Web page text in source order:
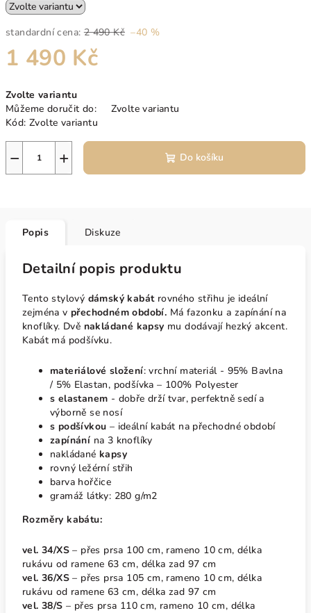
standardní cena: 2 490 Kč –40 %
1 490 Kč
cena:
Zvolte variantu
Můžeme doručit do:
Zvolte variantu
Kód: Zvolte variantu
+
− Do košíku
Popis Diskuze
Detailní popis produktu
Tento stylový dámský kabát rovného střihu je ideální
zejména v přechodném období. Má fazonku a zapínání na
knoflíky. Dvě nakládané kapsy mu dodávají hezký akcent.
Kabát má podšívku.
materiálové složení: vrchní materiál - 95% Bavlna
/ 5% Elastan, podšívka – 100% Polyester
s elastanem - dobře drží tvar, perfektně sedí a
výborně se nosí
s podšívkou – ideální kabát na přechodné období
zapínání na 3 knoflíky
nakládané kapsy
rovný ležérní střih
barva hořčice
gramáž látky: 280 g/m2
Rozměry kabátu:
vel. 34/XS – přes prsa 100 cm, rameno 10 cm, délka
rukávu od ramene 63 cm, délka zad 97 cm
vel. 36/XS – přes prsa 105 cm, rameno 10 cm, délka
rukávu od ramene 63 cm, délka zad 97 cm
vel. 38/S – přes prsa 110 cm, rameno 10 cm, délka